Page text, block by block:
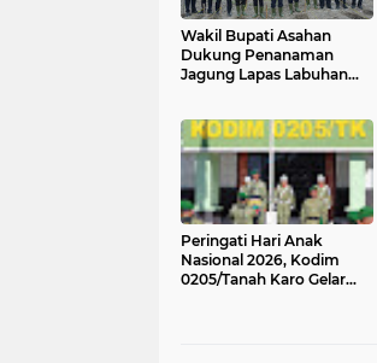
Wakil Bupati Asahan
Dukung Penanaman
Jagung Lapas Labuhan
Peringati Hari Anak
Nasional 2026, Kodim
0205/Tanah Karo Gelar